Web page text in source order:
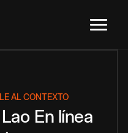
AL CONTEXTO
Lao En línea